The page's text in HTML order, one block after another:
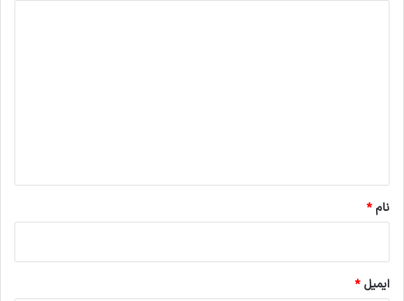
نام*
ایمیل*